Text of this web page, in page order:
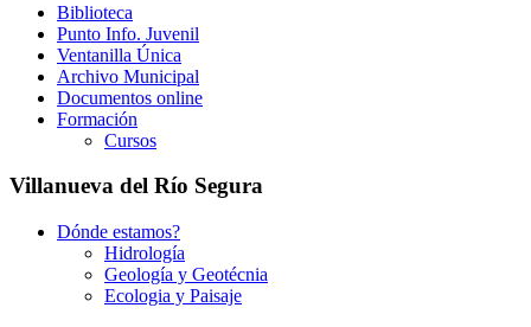
Biblioteca
Punto Info. Juvenil
Ventanilla Única
Archivo Municipal
Documentos online
Formación
Cursos
Villanueva del Río Segura
Dónde estamos?
Hidrología
Geología y Geotécnia
Ecologia y Paisaje